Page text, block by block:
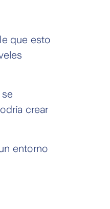
que esto
crear
entorno